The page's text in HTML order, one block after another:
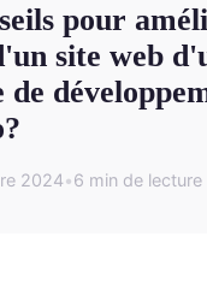
pour
site web
2024•6 min de lecture